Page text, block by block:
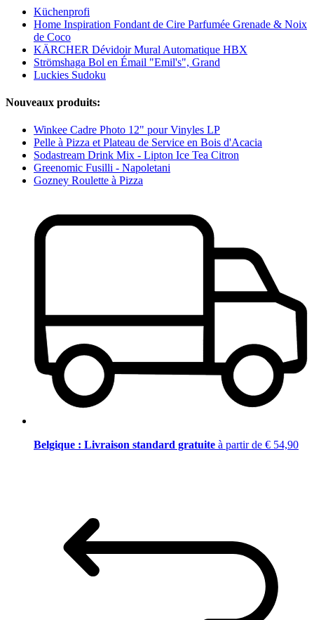
Küchenprofi
Home Inspiration Fondant de Cire Parfumée Grenade & Noix
de Coco
KÄRCHER Dévidoir Mural Automatique HBX
Strömshaga Bol en Émail "Emil's", Grand
Luckies Sudoku
Nouveaux produits:
Winkee Cadre Photo 12" pour Vinyles LP
Pelle à Pizza et Plateau de Service en Bois d'Acacia
Sodastream Drink Mix - Lipton Ice Tea Citron
Greenomic Fusilli - Napoletani
Gozney Roulette à Pizza
Belgique : Livraison standard gratuite à partir de € 54,90